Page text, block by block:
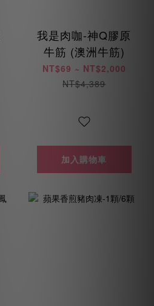
我是肉咖-神Q膠原
牛筋 (澳洲牛筋)
NT$69 ~ NT$2,000
NT$4,389
加入購物車